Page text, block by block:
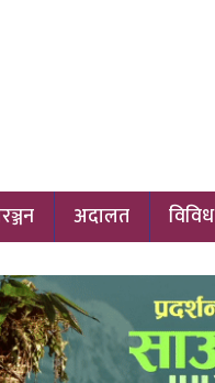
अदालत विविध